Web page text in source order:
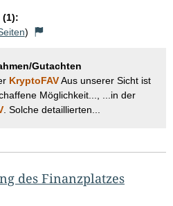
(1):
)
Gutachten
KryptoFAVAus unserer Sicht ist
Möglichkeit..., ...in der
. Solche detaillierten...
des Finanzplatzes